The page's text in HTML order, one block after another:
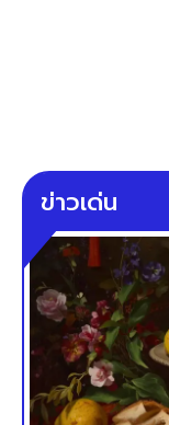
ข่าวเด่น